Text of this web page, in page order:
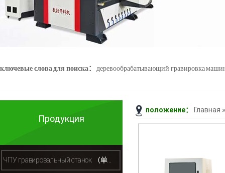
ключевые слова для поиска： деревообрабатывающий гравировка
положение： Главная
Продукция
ЧПУ гравировальный станок （单头木工雕刻机）